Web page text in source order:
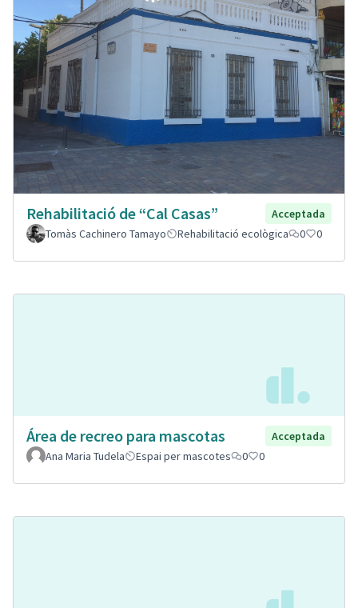
Rehabilitació de “Cal Casas”
Acceptada
Tomàs Cachinero Tamayo
Rehabilitació ecològica 0 0
Área de recreo para mascotas
Acceptada
Ana Maria Tudela
Espai per mascotes 0 0